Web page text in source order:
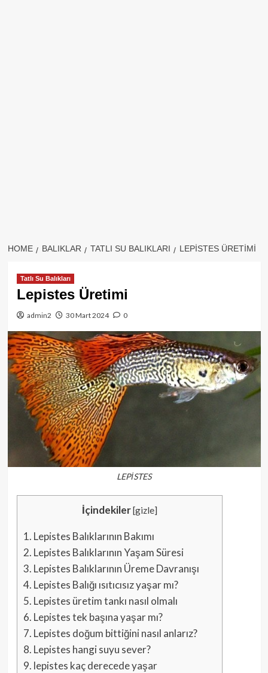
HOME BALIKLAR TATLI SU BALIKLARI LEPISTES ÜRETIMI
Tatlı Su Balıkları
Lepistes Üretimi
admin2 30 Mart 2024 0
LEPİSTES
İçindekiler[gizle]
1. Lepistes Balıklarının Bakımı
2. Lepistes Balıklarının Yaşam Süresi
3. Lepistes Balıklarının Üreme Davranışı
4. Lepistes Balığı ısıtıcısız yaşar mı?
5. Lepistes üretim tankı nasıl olmalı
6. Lepistes tek başına yaşar mı?
7. Lepistes doğum bittiğini nasıl anlarız?
8. Lepistes hangi suyu sever?
9. lepistes kaç derecede yaşar